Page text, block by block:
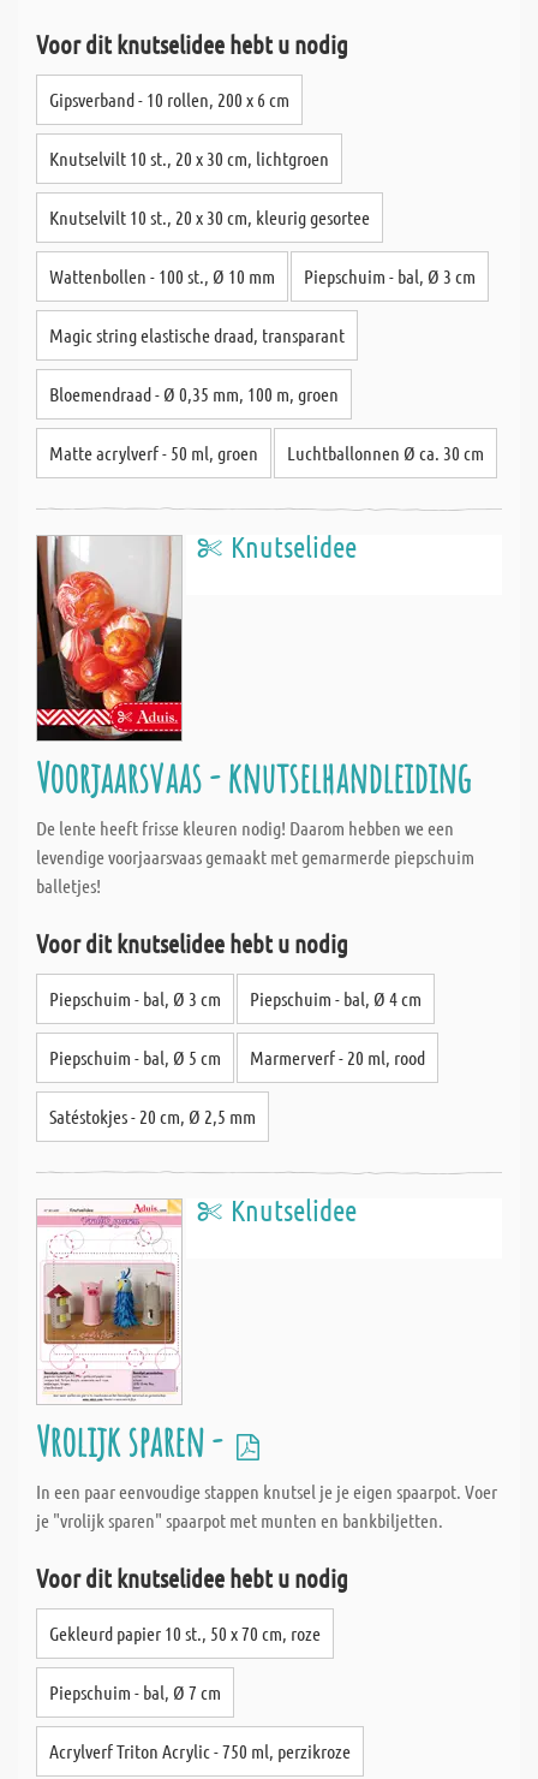
Voor dit knutselidee hebt u nodig
Gipsverband - 10 rollen, 200 x 6 cm
Knutselvilt 10 st., 20 x 30 cm, lichtgroen
Knutselvilt 10 st., 20 x 30 cm, kleurig gesortee
Wattenbollen - 100 st., Ø 10 mm Piepschuim - bal, Ø 3 cm
Magic string elastische draad, transparant
Bloemendraad - Ø 0,35 mm, 100 m, groen
Matte acrylverf - 50 ml, groen Luchtballonnen Ø ca. 30 cm
Knutselidee
Voorjaarsvaas - knutselhandleiding
De lente heeft frisse kleuren nodig! Daarom hebben we een
levendige voorjaarsvaas gemaakt met gemarmerde piepschuim
balletjes!
Voor dit knutselidee hebt u nodig
Piepschuim - bal, Ø 3 cm Piepschuim - bal, Ø 4 cm
Piepschuim - bal, Ø 5 cm Marmerverf - 20 ml, rood
Satéstokjes - 20 cm, Ø 2,5 mm
Knutselidee
Vrolijk sparen -
In een paar eenvoudige stappen knutsel je je eigen spaarpot. Voer
je "vrolijk sparen" spaarpot met munten en bankbiljetten.
Voor dit knutselidee hebt u nodig
Gekleurd papier 10 st., 50 x 70 cm, roze
Piepschuim - bal, Ø 7 cm
Acrylverf Triton Acrylic - 750 ml, perzikroze